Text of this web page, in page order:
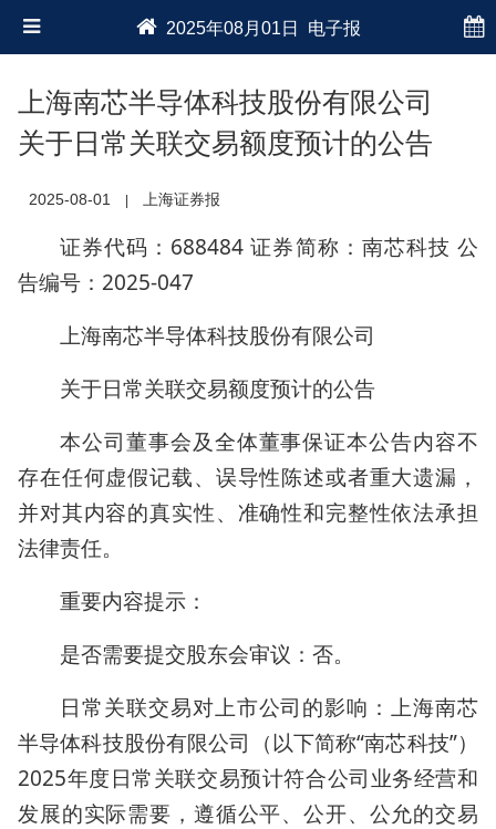
2025年08月01日 电子报
上海南芯半导体科技股份有限公司
关于日常关联交易额度预计的公告
2025-08-01 上海证券报
证券代码：688484 证券简称：南芯科技 公
告编号：2025-047
上海南芯半导体科技股份有限公司
关于日常关联交易额度预计的公告
本公司董事会及全体董事保证本公告内容不
存在任何虚假记载、误导性陈述或者重大遗漏，
并对其内容的真实性、准确性和完整性依法承担
法律责任。
重要内容提示：
是否需要提交股东会审议：否。
日常关联交易对上市公司的影响：上海南芯
半导体科技股份有限公司（以下简称“南芯科技”）
2025年度日常关联交易预计符合公司业务经营和
发展的实际需要，遵循公平、公开、公允的交易